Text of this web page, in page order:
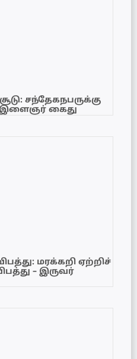
சந்தேகநபருக்கு
இளைஞர் கைது
மரக்கறி ஏற்றிச்
– இருவர்